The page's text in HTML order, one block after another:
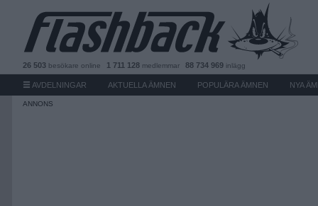
26 503 besökare online 1 711 128 medlemmar 88 734 969 inlägg
AVDELNINGAR AKTUELLA ÄMNEN POPULÄRA ÄMNEN NYA